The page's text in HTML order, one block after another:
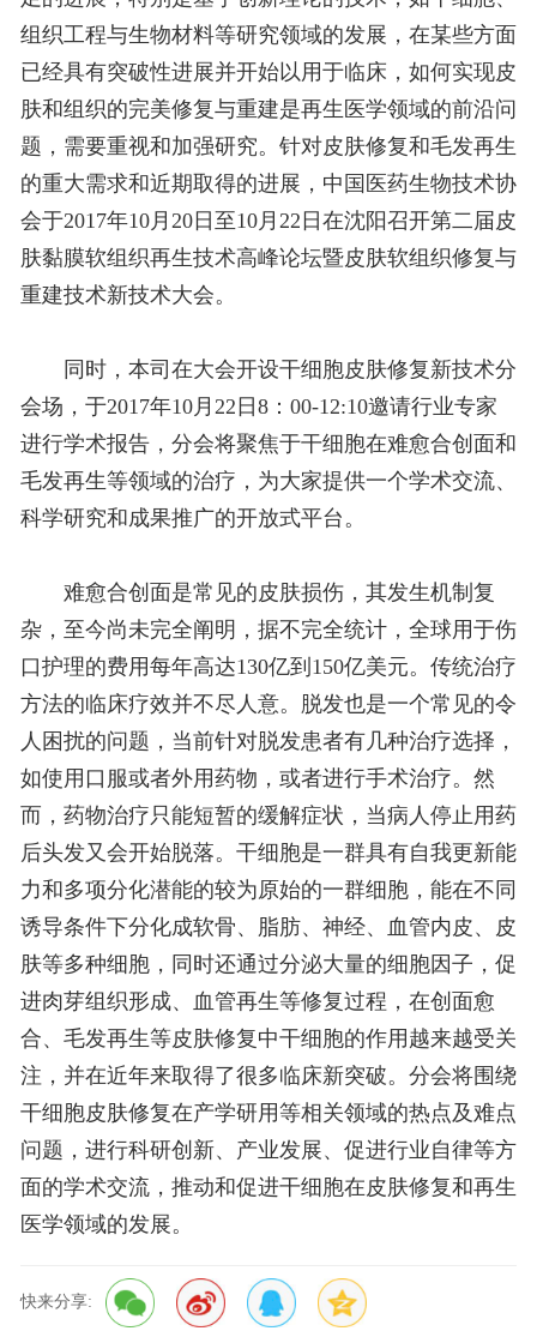
组织工程与生物材料等研究领域的发展，在某些方面
已经具有突破性进展并开始以用于临床，如何实现皮
肤和组织的完美修复与重建是再生医学领域的前沿问
题，需要重视和加强研究。针对皮肤修复和毛发再生
的重大需求和近期取得的进展，中国医药生物技术协
会于2017年10月20日至10月22日在沈阳召开第二届皮
肤黏膜软组织再生技术高峰论坛暨皮肤软组织修复与
重建技术新技术大会。
同时，本司在大会开设干细胞皮肤修复新技术分
会场，于2017年10月22日8：00-12:10邀请行业专家
进行学术报告，分会将聚焦于干细胞在难愈合创面和
毛发再生等领域的治疗，为大家提供一个学术交流、
科学研究和成果推广的开放式平台。
难愈合创面是常见的皮肤损伤，其发生机制复
杂，至今尚未完全阐明，据不完全统计，全球用于伤
口护理的费用每年高达130亿到150亿美元。传统治疗
方法的临床疗效并不尽人意。脱发也是一个常见的令
人困扰的问题，当前针对脱发患者有几种治疗选择，
如使用口服或者外用药物，或者进行手术治疗。然
而，药物治疗只能短暂的缓解症状，当病人停止用药
后头发又会开始脱落。干细胞是一群具有自我更新能
力和多项分化潜能的较为原始的一群细胞，能在不同
诱导条件下分化成软骨、脂肪、神经、血管内皮、皮
肤等多种细胞，同时还通过分泌大量的细胞因子，促
进肉芽组织形成、血管再生等修复过程，在创面愈
合、毛发再生等皮肤修复中干细胞的作用越来越受关
注，并在近年来取得了很多临床新突破。分会将围绕
干细胞皮肤修复在产学研用等相关领域的热点及难点
问题，进行科研创新、产业发展、促进行业自律等方
面的学术交流，推动和促进干细胞在皮肤修复和再生
医学领域的发展。
快来分享: